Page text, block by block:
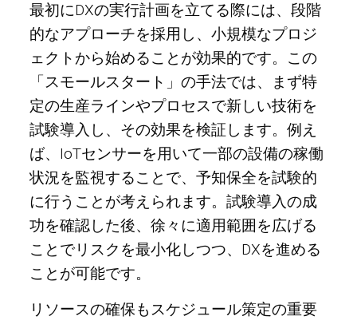
最初にDXの実行計画を立てる際には、段階
的なアプローチを採用し、小規模なプロジ
ェクトから始めることが効果的です。この
「スモールスタート」の手法では、まず特
定の生産ラインやプロセスで新しい技術を
試験導入し、その効果を検証します。例え
ば、IoTセンサーを用いて一部の設備の稼働
状況を監視することで、予知保全を試験的
に行うことが考えられます。試験導入の成
功を確認した後、徐々に適用範囲を広げる
ことでリスクを最小化しつつ、DXを進める
ことが可能です。
リソースの確保もスケジュール策定の重要